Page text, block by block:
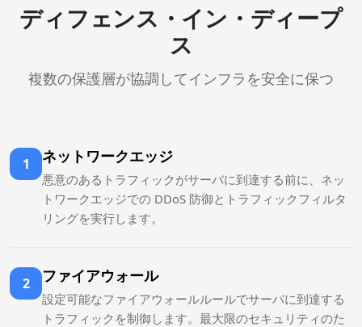
ディフェンス・イン・ディープ
ス
複数の保護層が協調してインフラを安全に保つ
1 ネットワークエッジ
悪意のあるトラフィックがサーバに到達する前に、ネッ
トワークエッジでの DDoS 防御とトラフィックフィルタ
リングを実行します。
2 ファイアウォール
設定可能なファイアウォールルールでサーバに到達する
トラフィックを制御します。最大限のセキュリティのた